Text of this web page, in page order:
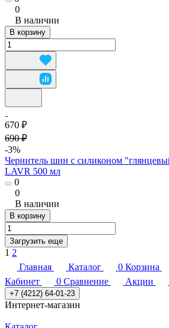
0
В наличии
В корзину
670 ₽
690 ₽
-3%
Чернитель шин с силиконом
LAVR 500 мл
0
0
В наличии
В корзину
Загрузить еще
1 2
Главная
Каталог 0 Корзина
Кабинет
0 Сравнение Акции
+7 (4212) 64-01-23
Интернет-магазин